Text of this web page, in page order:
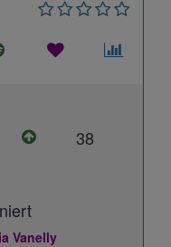
38
Vanelly